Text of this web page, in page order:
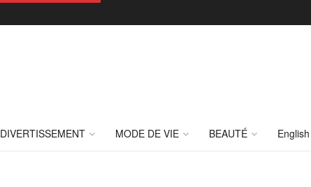
DIVERTISSEMENT MODE DE VIE BEAUTÉ